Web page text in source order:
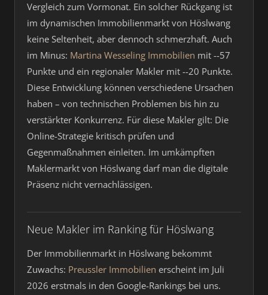
Vergleich zum Vormonat. Ein solcher Rückgang ist
im dynamischen Immobilienmarkt von Höslwang
keine Seltenheit, aber dennoch schmerzhaft. Auch
im Minus: Martina Wesseling Immobilien mit --57
Punkte und ein regionaler Makler mit --20 Punkte.
Diese Entwicklung können verschiedene Ursachen
haben – von technischen Problemen bis hin zu
verstärkter Konkurrenz. Für diese Makler gilt: Die
Online-Strategie kritisch prüfen und
Gegenmaßnahmen einleiten. Im umkämpften
Maklermarkt von Höslwang darf man die digitale
Präsenz nicht vernachlässigen.
Neue Makler im Ranking für Höslwang
Der Immobilienmarkt in Höslwang bekommt
Zuwachs: Preussler Immobilien erscheint im Juli
2026 erstmals in den Google-Rankings bei uns.